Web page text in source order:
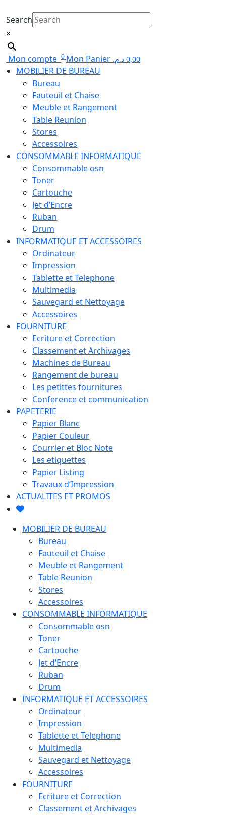
Search
×
Mon compte 0 Mon Panier 0,00 د.م.
MOBILIER DE BUREAU
Bureau
Fauteuil et Chaise
Meuble et Rangement
Table Reunion
Stores
Accessoires
CONSOMMABLE INFORMATIQUE
Consommable osn
Toner
Cartouche
Jet d’Encre
Ruban
Drum
INFORMATIQUE ET ACCESSOIRES
Ordinateur
Impression
Tablette et Telephone
Multimedia
Sauvegard et Nettoyage
Accessoires
FOURNITURE
Ecriture et Correction
Classement et Archivages
Machines de Bureau
Rangement de bureau
Les petittes fournitures
Conference et communication
PAPETERIE
Papier Blanc
Papier Couleur
Courrier et Bloc Note
Les etiquettes
Papier Listing
Travaux d’Impression
ACTUALITES ET PROMOS
MOBILIER DE BUREAU
Bureau
Fauteuil et Chaise
Meuble et Rangement
Table Reunion
Stores
Accessoires
CONSOMMABLE INFORMATIQUE
Consommable osn
Toner
Cartouche
Jet d’Encre
Ruban
Drum
INFORMATIQUE ET ACCESSOIRES
Ordinateur
Impression
Tablette et Telephone
Multimedia
Sauvegard et Nettoyage
Accessoires
FOURNITURE
Ecriture et Correction
Classement et Archivages